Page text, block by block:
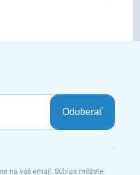
Odoberať
na váš email. Súhlas môžete